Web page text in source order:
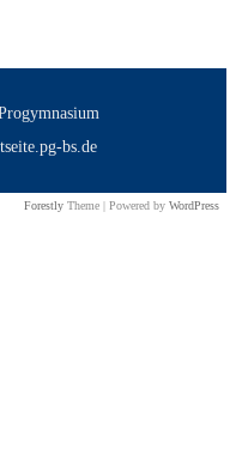
bs.de
Forestly Theme | Powered by WordPress